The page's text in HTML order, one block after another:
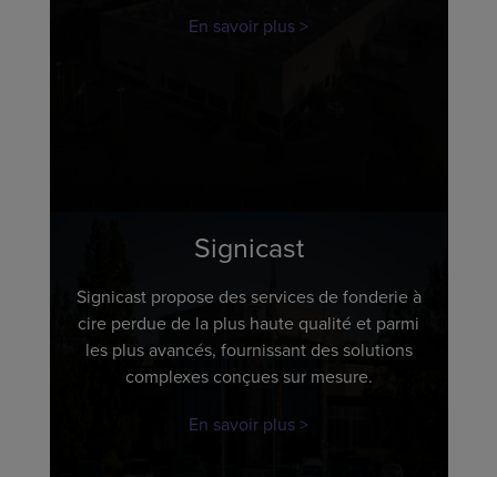
En savoir plus
Signicast
Signicast propose des services de fonderie à
cire perdue de la plus haute qualité et parmi
les plus avancés, fournissant des solutions
complexes conçues sur mesure.
En savoir plus